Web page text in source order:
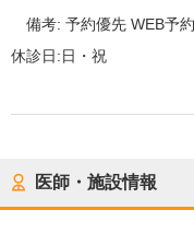
備考:予約優先 WEB予
休診日:日・祝
医師・施設情報